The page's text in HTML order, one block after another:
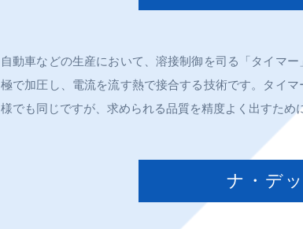
自動車などの生産において、溶接制御を司る「タイマ
極で加圧し、電流を流す熱で接合する技術です。タイ
様でも同じですが、求められる品質を精度よく出すため
ナ・デ